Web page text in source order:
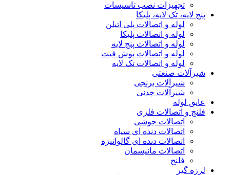
تجهیزات نصب تاسیسات
پنج لایه، تک لایه، پلیکا
لوله و اتصالات پلی اتیلن
لوله و اتصالات پلیکا
لوله و اتصالات پنج لایه
لوله و اتصالات پوش فیت
لوله و اتصالات تک لایه
شیرآلات صنعتی
شیرآلات برنجی
شیرآلات چدنی
عایق لوله
فلنج و اتصالات فلزی
اتصالات جوشی
اتصالات دنده ای سیاه
اتصالات دنده ای گالوانیزه
اتصالات مانیسمان
فلنج
لرزه گیر